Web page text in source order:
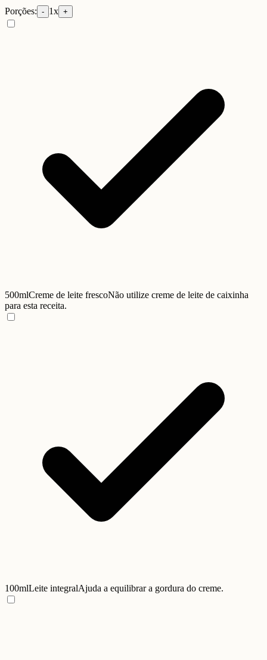
Porções: - 1x +
500mlCreme de leite frescoNão utilize creme de leite de caixinha
para esta receita.
100mlLeite integralAjuda a equilibrar a gordura do creme.